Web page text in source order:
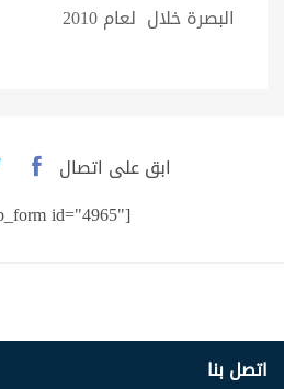
البصرة خلال لعام 2010
ابق على اتصال
id="4965"]
اتصل بنا